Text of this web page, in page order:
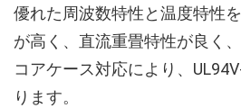
優れた周波数特性と温度特性
が高く、直流重畳特性が良く
コアケース対応により、
ります。